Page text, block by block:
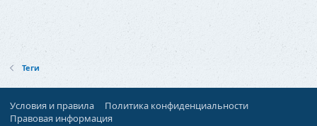
Теги
Условия и правила
Политика конфиденциальности
Правовая информация